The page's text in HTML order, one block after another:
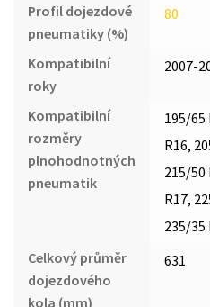
Profil dojezdové
pneumatiky (%)
80
Kompatibilní
roky
2007-
Kompatibilní
rozměry
plnohodnotných
pneumatik
195/65
R16,
215/50
R17,
235/35
Celkový průměr
dojezdového
kola (mm)
631